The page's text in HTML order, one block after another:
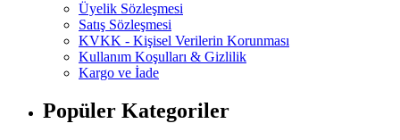
Üyelik Sözleşmesi
Satış Sözleşmesi
KVKK - Kişisel Verilerin Korunması
Kullanım Koşulları & Gizlilik
Kargo ve İade
Popüler Kategoriler